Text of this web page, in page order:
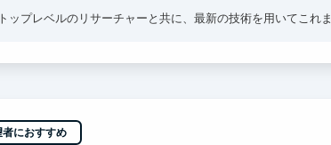
ップレベルのリサーチャーと共に、最新の技術を用いてこれ
者におすすめ